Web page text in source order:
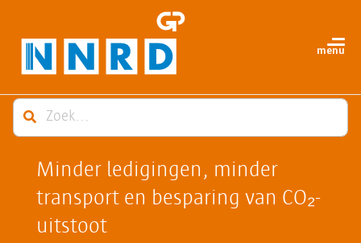
Minder ledigingen, minder
transport en besparing van CO₂-
uitstoot